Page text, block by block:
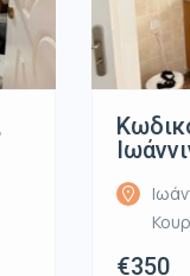
€350